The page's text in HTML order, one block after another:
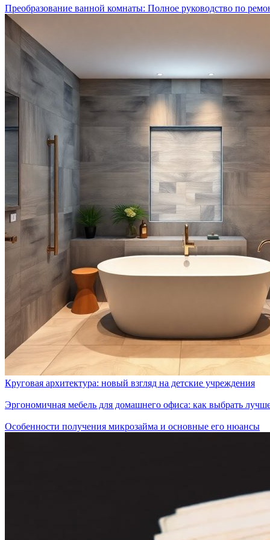
Преобразование ванной комнаты: Полное руководство по
Круговая архитектура: новый взгляд на детские учреждения
Эргономичная мебель для домашнего офиса: как выбрать
Особенности получения микрозайма и основные его нюансы